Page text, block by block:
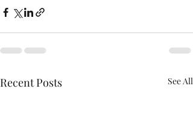
Recent Posts See All